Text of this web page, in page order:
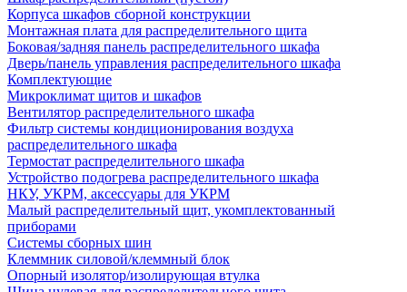
Корпуса шкафов сборной конструкции
Монтажная плата для распределительного щита
Боковая/задняя панель распределительного шкафа
Дверь/панель управления распределительного шкафа
Комплектующие
Микроклимат щитов и шкафов
Вентилятор распределительного шкафа
Фильтр системы кондиционирования воздуха
распределительного шкафа
Термостат распределительного шкафа
Устройство подогрева распределительного шкафа
НКУ, УКРМ, аксессуары для УКРМ
Малый распределительный щит, укомплектованный
приборами
Системы сборных шин
Клеммник силовой/клеммный блок
Опорный изолятор/изолирующая втулка